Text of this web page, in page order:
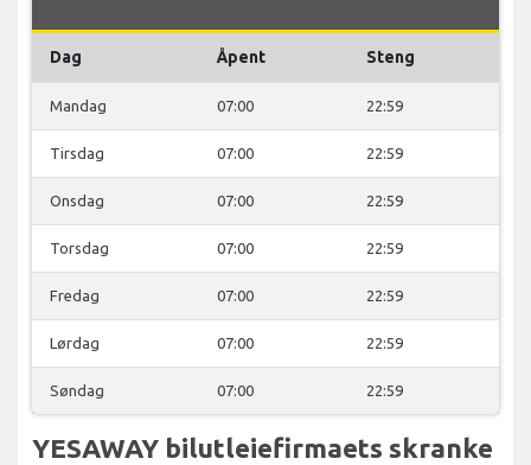
Dag Åpent Steng
Mandag 07:00 22:59
Tirsdag 07:00 22:59
Onsdag 07:00 22:59
Torsdag 07:00 22:59
Fredag 07:00 22:59
Lørdag 07:00 22:59
Søndag 07:00 22:59
YESAWAY bilutleiefirmaets skranke